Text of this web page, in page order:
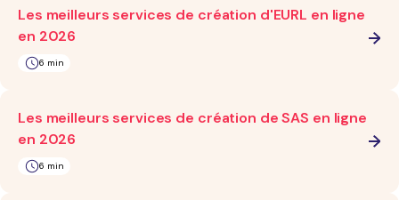
Les meilleurs services de création d'EURL en ligne
en 2026
6 min
Les meilleurs services de création de SAS en ligne
en 2026
6 min